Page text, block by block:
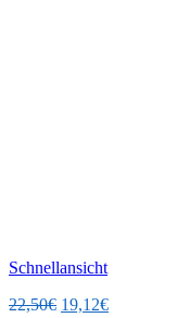
Schnellansicht
22,50€ Ursprünglicher
19,12€Aktueller